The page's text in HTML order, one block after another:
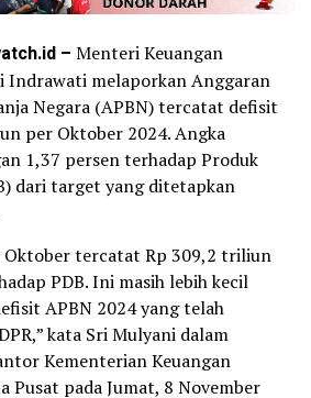
– Menteri Keuangan
Indrawati melaporkan Anggaran
Negara (APBN) tercatat defisit
per Oktober 2024. Angka
1,37 persen terhadap Produk
dari target yang ditetapkan
Oktober tercatat Rp 309,2 triliun
PDB. Ini masih lebih kecil
APBN 2024 yang telah
kata Sri Mulyani dalam
Kementerian Keuangan
Pusat pada Jumat, 8 November